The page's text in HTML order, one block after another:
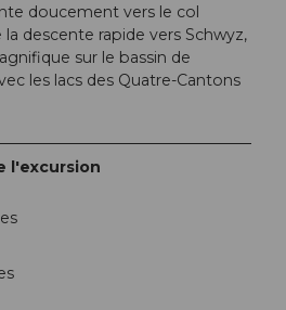
doucement vers le col
descente rapide vers Schwyz,
sur le bassin de
les lacs des Quatre-Cantons
l'excursion